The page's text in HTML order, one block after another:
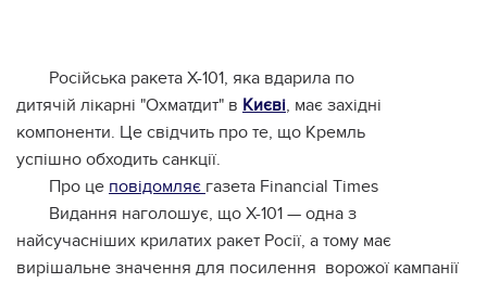
Російська ракета Х-101, яка вдарила по
дитячій лікарні "Охматдит" в Києві, має західні
компоненти. Це свідчить про те, що Кремль
успішно обходить санкції.
Про це повідомляє газета Financial Times
Видання наголошує, що Х-101 — одна з
найсучасніших крилатих ракет Росії, а тому має
вирішальне значення для посилення ворожої кампанії